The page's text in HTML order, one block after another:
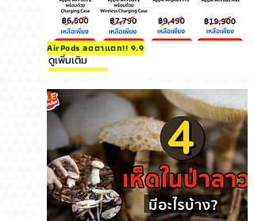
AirPods ลดตาแตก!! 9.9
ดูเพิ่มเติม